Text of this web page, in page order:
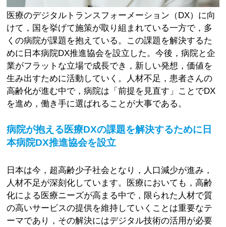
医療のデジタルトランスフォーメーション（DX）に向
けて，国を挙げて施策が取り組まれている一方で，多
くの病院が課題を抱えている。この課題を解決するた
めに日本病院DX推進協会を設立した。今後，病院と企
業がフラットな立場で成長でき，新しい発想，価値を
生み出すために活動していく。人材不足，患者さんの
高齢化が進む中で，病院は「前提を見直す」ことでDX
を進め，働き手に選ばれることが大事である。
病院が抱える医療DXの課題を解決するために日
本病院DX推進協会を設立
日本は今，超高齢少子社会となり，人口減少が進み，
人材不足が深刻化しています。医療においても，高齢
化による医療ニーズが高まる中で，限られた人材で質
の高いサービスの提供を維持していくことは重要なテ
ーマであり，その解決にはデジタル技術の活用が必要